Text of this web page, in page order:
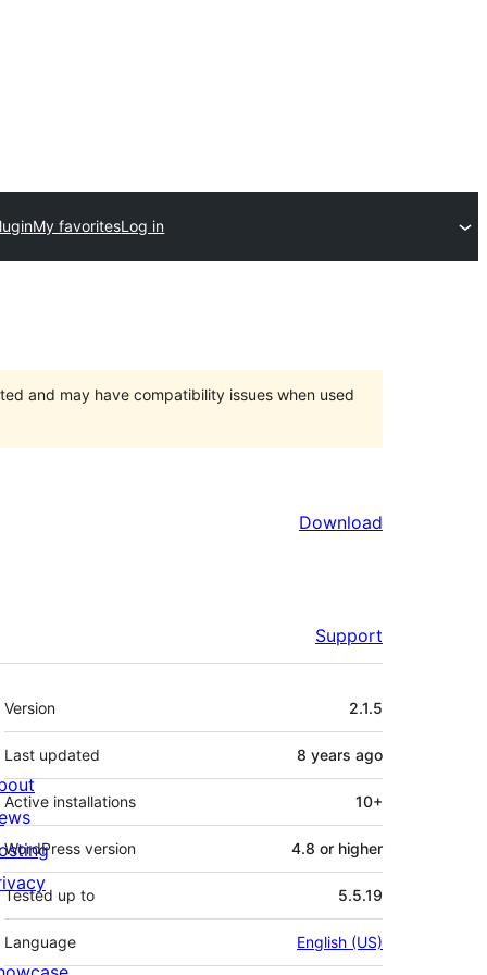
My favoritesLog in
and may have compatibility issues when used
Download
Support
Meta
Version 2.1.5
Last updated 8 years ago
Active installations 10+
WordPress version 4.8 or higher
Tested up to 5.5.19
Language English (US)